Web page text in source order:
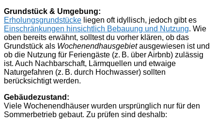
Grundstück & Umgebung:
Erholungsgrundstücke liegen oft idyllisch, jedoch gibt es
Einschränkungen hinsichtlich Bebauung und Nutzung. Wie
oben bereits erwähnt, solltest du vorher klären, ob das
Grundstück als Wochenendhausgebietausgewiesen ist und
ob die Nutzung für Feriengäste (z. B. über Airbnb) zulässig
ist. Auch Nachbarschaft, Lärmquellen und etwaige
Naturgefahren (z. B. durch Hochwasser) sollten
berücksichtigt werden.
Gebäudezustand:
Viele Wochenendhäuser wurden ursprünglich nur für den
Sommerbetrieb gebaut. Zu prüfen sind deshalb: